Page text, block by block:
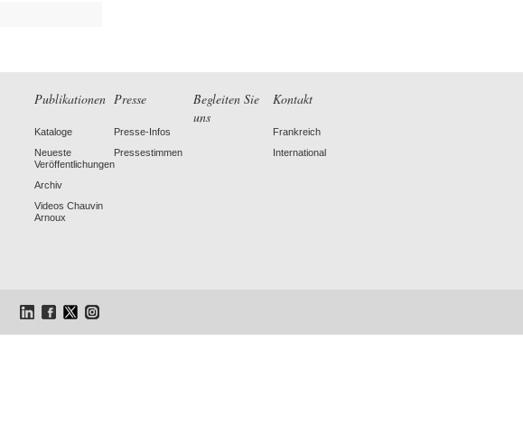
Publikationen
Kataloge
Neueste
Veröffentlichungen
Archiv
Videos Chauvin
Arnoux
Presse
Presse-Infos
Pressestimmen
Begleiten Sie
uns
Kontakt
Frankreich
International